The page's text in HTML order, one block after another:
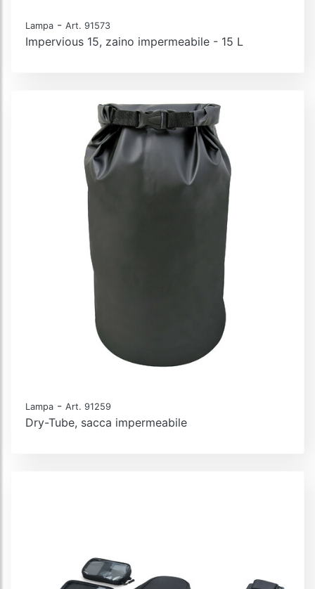
Lampa - Art. 91573
Impervious 15, zaino impermeabile - 15 L
Lampa - Art. 91259
Dry-Tube, sacca impermeabile